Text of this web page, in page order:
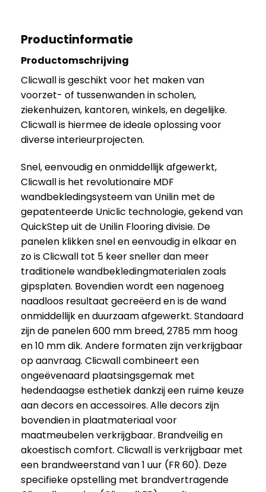
Productinformatie
Productomschrijving
Clicwall is geschikt voor het maken van
voorzet- of tussenwanden in scholen,
ziekenhuizen, kantoren, winkels, en degelijke.
Clicwall is hiermee de ideale oplossing voor
diverse interieurprojecten.
Snel, eenvoudig en onmiddellijk afgewerkt,
Clicwall is het revolutionaire MDF
wandbekledingsysteem van Unilin met de
gepatenteerde Uniclic technologie, gekend van
QuickStep uit de Unilin Flooring divisie. De
panelen klikken snel en eenvoudig in elkaar en
zo is Clicwall tot 5 keer sneller dan meer
traditionele wandbekledingmaterialen zoals
gipsplaten. Bovendien wordt een nagenoeg
naadloos resultaat gecreëerd en is de wand
onmiddellijk en duurzaam afgewerkt. Standaard
zijn de panelen 600 mm breed, 2785 mm hoog
en 10 mm dik. Andere formaten zijn verkrijgbaar
op aanvraag. Clicwall combineert een
ongeëvenaard plaatsingsgemak met
hedendaagse esthetiek dankzij een ruime keuze
aan decors en accessoires. Alle decors zijn
bovendien in plaatmateriaal voor
maatmeubelen verkrijgbaar. Brandveilig en
akoestisch comfort. Clicwall is verkrijgbaar met
een brandweerstand van 1 uur (FR 60). Deze
specifieke opstelling met brandvertragende